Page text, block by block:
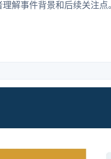
解事件背景和后续关注点